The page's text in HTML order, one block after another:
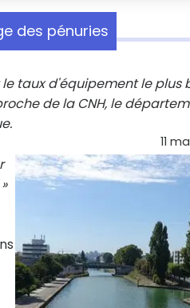
des pénuries
taux d'équipement le plus
de la CNH, le
11